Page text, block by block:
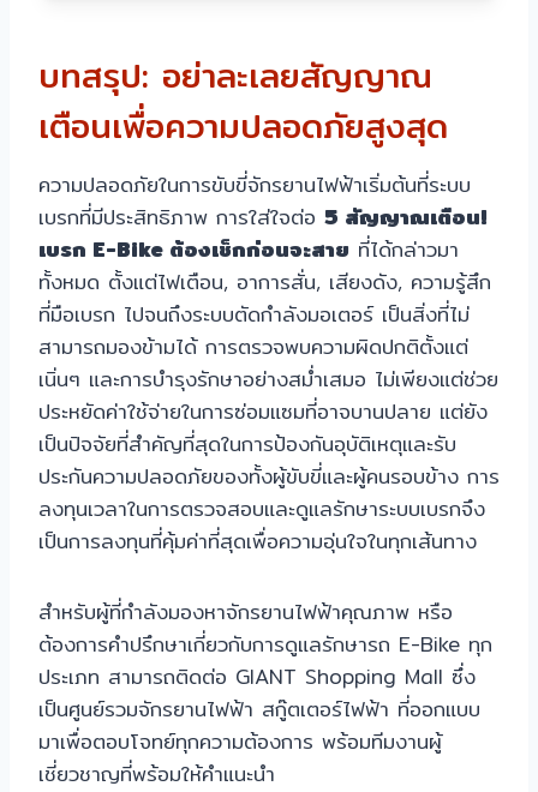
บทสรุป: อย่าละเลยสัญญาณ
เตือนเพื่อความปลอดภัยสูงสุด
ความปลอดภัยในการขับขี่จักรยานไฟฟ้าเริ่มต้นที่ระบบ
เบรกที่มีประสิทธิภาพ การใส่ใจต่อ 5 สัญญาณเตือน!
เบรก E-Bike ต้องเช็กก่อนจะสาย ที่ได้กล่าวมา
ทั้งหมด ตั้งแต่ไฟเตือน, อาการสั่น, เสียงดัง, ความรู้สึก
ที่มือเบรก ไปจนถึงระบบตัดกำลังมอเตอร์ เป็นสิ่งที่ไม่
สามารถมองข้ามได้ การตรวจพบความผิดปกติตั้งแต่
เนิ่นๆ และการบำรุงรักษาอย่างสม่ำเสมอ ไม่เพียงแต่ช่วย
ประหยัดค่าใช้จ่ายในการซ่อมแซมที่อาจบานปลาย แต่ยัง
เป็นปัจจัยที่สำคัญที่สุดในการป้องกันอุบัติเหตุและรับ
ประกันความปลอดภัยของทั้งผู้ขับขี่และผู้คนรอบข้าง การ
ลงทุนเวลาในการตรวจสอบและดูแลรักษาระบบเบรกจึง
เป็นการลงทุนที่คุ้มค่าที่สุดเพื่อความอุ่นใจในทุกเส้นทาง
สำหรับผู้ที่กำลังมองหาจักรยานไฟฟ้าคุณภาพ หรือ
ต้องการคำปรึกษาเกี่ยวกับการดูแลรักษารถ E-Bike ทุก
ประเภท สามารถติดต่อ GIANT Shopping Mall ซึ่ง
เป็นศูนย์รวมจักรยานไฟฟ้า สกู๊ตเตอร์ไฟฟ้า ที่ออกแบบ
มาเพื่อตอบโจทย์ทุกความต้องการ พร้อมทีมงานผู้
เชี่ยวชาญที่พร้อมให้คำแนะนำ